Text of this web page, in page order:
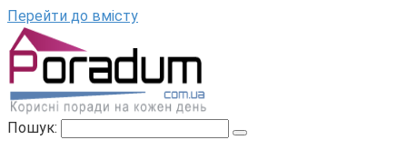
Перейти до вмісту
Пошук: